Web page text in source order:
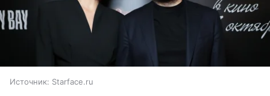
Источник: Starface.ru